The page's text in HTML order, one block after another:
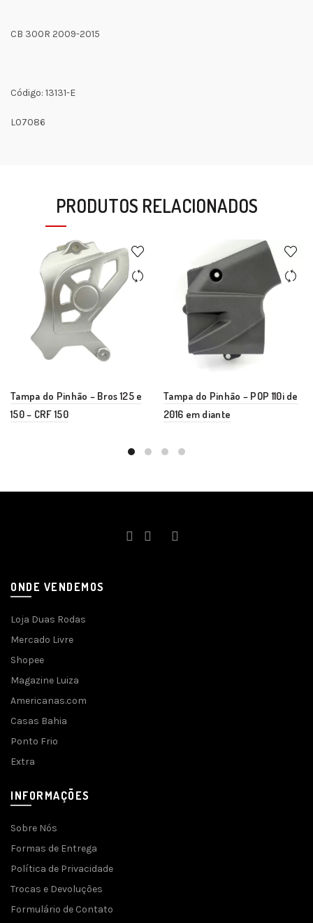
CB 300R 2009-2015
Código: 13131-E
L07086
PRODUTOS RELACIONADOS
Tampa do Pinhão – Bros 125 e
150 – CRF 150
Tampa do Pinhão – POP 110i de
2016 em diante
ONDE VENDEMOS
Loja Duas Rodas
Mercado Livre
Shopee
Magazine Luiza
Americanas.com
Casas Bahia
Ponto Frio
Extra
INFORMAÇÕES
Sobre Nós
Formas de Entrega
Política de Privacidade
Trocas e Devoluções
Formulário de Contato